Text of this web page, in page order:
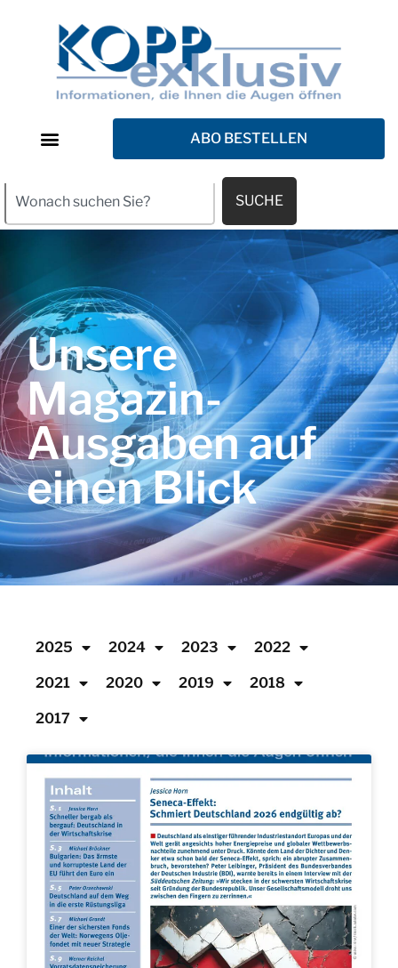
ABO BESTELLEN
SUCHE
Unsere
Magazin-
Ausgaben auf
einen Blick
2025 2024 2023 2022
2021 2020 2019 2018
2017